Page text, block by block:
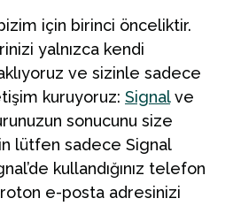
için birinci önceliktir.
yalnızca kendi
ve sizinle sadece
kuruyoruz: Signalve
sonucunu size
lütfen sadece Signal
kullandığınız telefon
e-posta adresinizi